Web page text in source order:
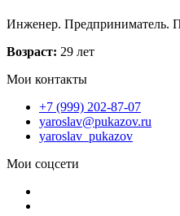
Инженер. Предприниматель.
Возраст: 29 лет
Мои контакты
+7 (999) 202-87-07
yaroslav@pukazov.ru
yaroslav_pukazov
Мои соцсети